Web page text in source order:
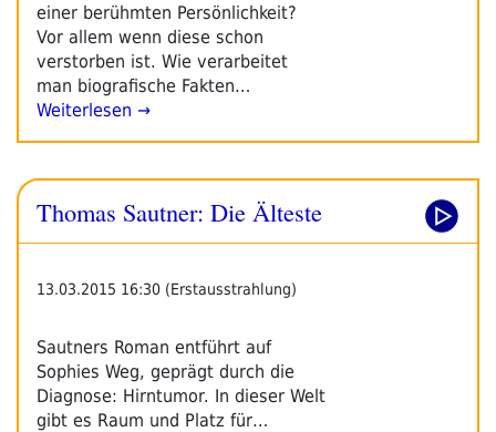
einer berühmten Persönlichkeit?
Vor allem wenn diese schon
verstorben ist. Wie verarbeitet
man biografische Fakten…
Weiterlesen →
Thomas Sautner: Die Älteste
13.03.2015 16:30 (Erstausstrahlung)
Sautners Roman entführt auf
Sophies Weg, geprägt durch die
Diagnose: Hirntumor. In dieser Welt
gibt es Raum und Platz für…